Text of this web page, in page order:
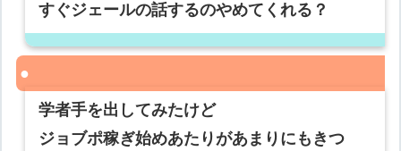
すぐジェールの話するのやめてくれる？
学者手を出してみたけど
ジョブポ稼ぎ始めあたりがあまりにもきつ